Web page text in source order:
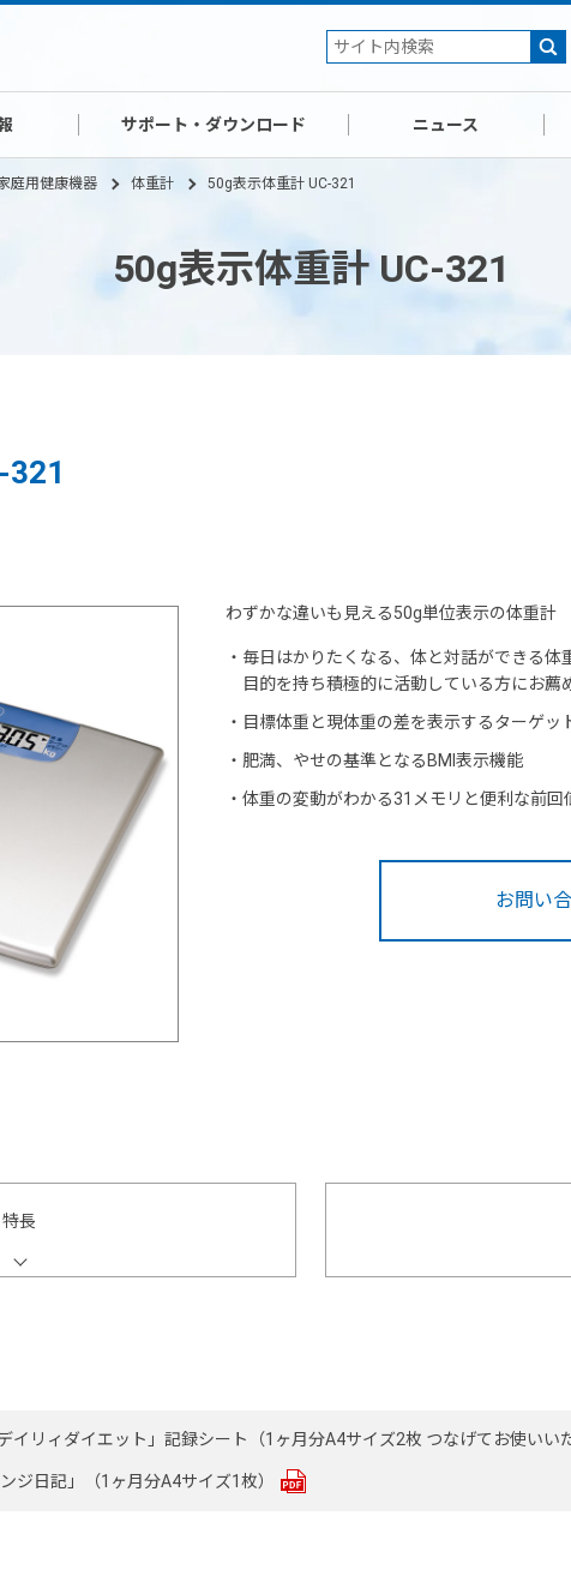
サポート・ダウンロード ニュース
庭用健康機器 体重計 50g表示体重計 UC-321
50g表示体重計 UC-321
321
わずかな違いも見える50g単位表示の体重計
・ 毎日はかりたくなる、体と対話ができる体
目的を持ち積極的に活動している方にお薦
・ 目標体重と現体重の差を表示するターゲッ
・ 肥満、やせの基準となるBMI表示機能
・ 体重の変動がわかる31メモリと便利な前回
お問い
特長
デイリィダイエット」記録シート（1ヶ月分A4サイズ2枚 つなげてお使いい
ジ日記」（1ヶ月分A4サイズ1枚）